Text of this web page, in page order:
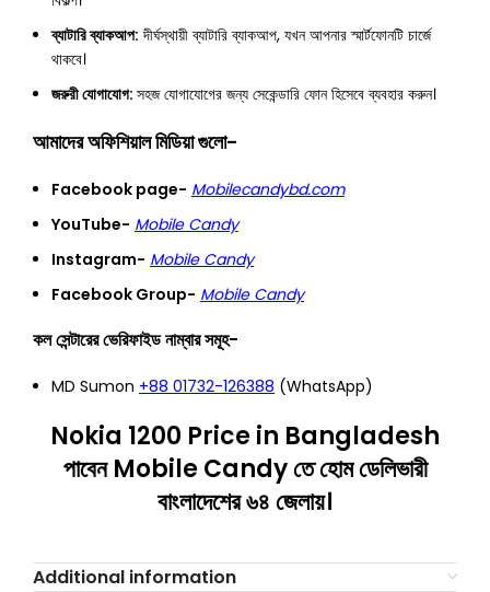
ব্যাটারি ব্যাকআপ: দীর্ঘস্থায়ী ব্যাটারি ব্যাকআপ, যখন আপনার স্মার্টফোনটি চার্জে
থাকবে।
জরুরী যোগাযোগ: সহজ যোগাযোগের জন্য সেকেন্ডারি ফোন হিসেবে ব্যবহার করুন।
আমাদের অফিশিয়াল মিডিয়া গুলো-
Facebook page- Mobilecandybd.com
YouTube- Mobile Candy
Instagram- Mobile Candy
Facebook Group- Mobile Candy
কল সেন্টারের ভেরিফাইড নাম্বার সমূহ-
MD Sumon +88 01732-126388 (WhatsApp)
Nokia 1200 Price in Bangladesh
পাবেন Mobile Candy তে হোম ডেলিভারী
বাংলাদেশের ৬৪ জেলায়।
Additional information